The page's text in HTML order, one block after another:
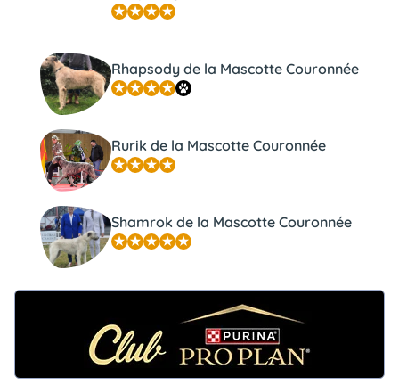
Rhapsody de la Mascotte Couronnée
Rurik de la Mascotte Couronnée
Shamrok de la Mascotte Couronnée